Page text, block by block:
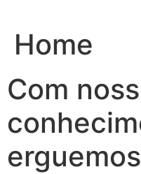
conteúdo
Home
Com